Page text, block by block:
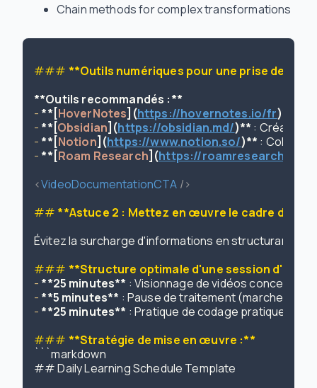
Chain methods for complex transformations
### **Outils numériques pour une prise de
**Outils recommandés :**
- **[HoverNotes](https://hovernotes.io/fr)**
- **[Obsidian](https://obsidian.md/)**
- **[Notion](https://www.notion.so/)**
- **[Roam Research](https://
<VideoDocumentationCTA />
## **Astuce 2 : Mettez en œuvre le cadre
Évitez la surcharge d'informations en structurant
### **Structure optimale d'une session
- **25 minutes**
- **5 minutes**
- **25 minutes** : Pratique de codage pratique en
### **Stratégie de mise en œuvre :**
```markdown
## Daily Learning Schedule Template